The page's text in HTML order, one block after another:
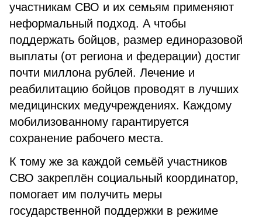
участникам СВО и их семьям применяют
неформальный подход. А чтобы
поддержать бойцов, размер единоразовой
выплаты (от региона и федерации) достиг
почти миллона рублей. Лечение и
реабилитацию бойцов проводят в лучших
медицинских медучреждениях. Каждому
мобилизованному гарантируется
сохранение рабочего места.
К тому же за каждой семьёй участников
СВО закреплён социальный координатор,
помогает им получить меры
государственной поддержки в режиме